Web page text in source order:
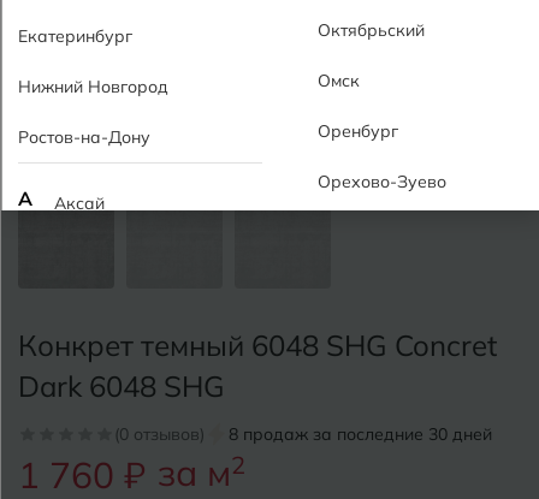
Конкрет темный 6048 SHG Concret
Dark 6048 SHG
(0 отзывов) 8 продаж за последние 30 дней
1 760 ₽ за м2
Екатеринбург
Нижний Новгород
Ростов-на-Дону
А Аксай
Анапа
Б Барнаул
Октябрьский
Омск
Оренбург
Орехово-Зуево
Псков